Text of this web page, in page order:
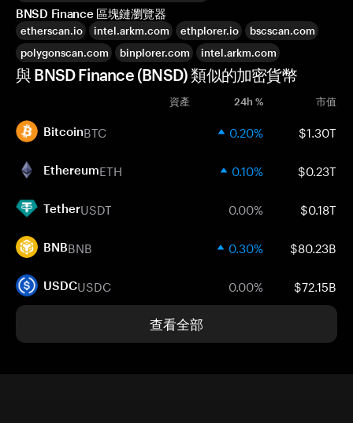
BNSD Finance 區塊鏈瀏覽器
etherscan.io intel.arkm.com ethplorer.io
bscscan.com
polygonscan.com
binplorer.com intel.arkm.com
與 BNSD Finance (BNSD) 類似的加密貨幣
資產 24h % 市值
BitcoinBTC 0.20% $1.30T
EthereumETH 0.10% $0.23T
TetherUSDT 0.00% $0.18T
BNBBNB 0.30% $80.23B
USDCUSDC 0.00% $72.15B
查看全部